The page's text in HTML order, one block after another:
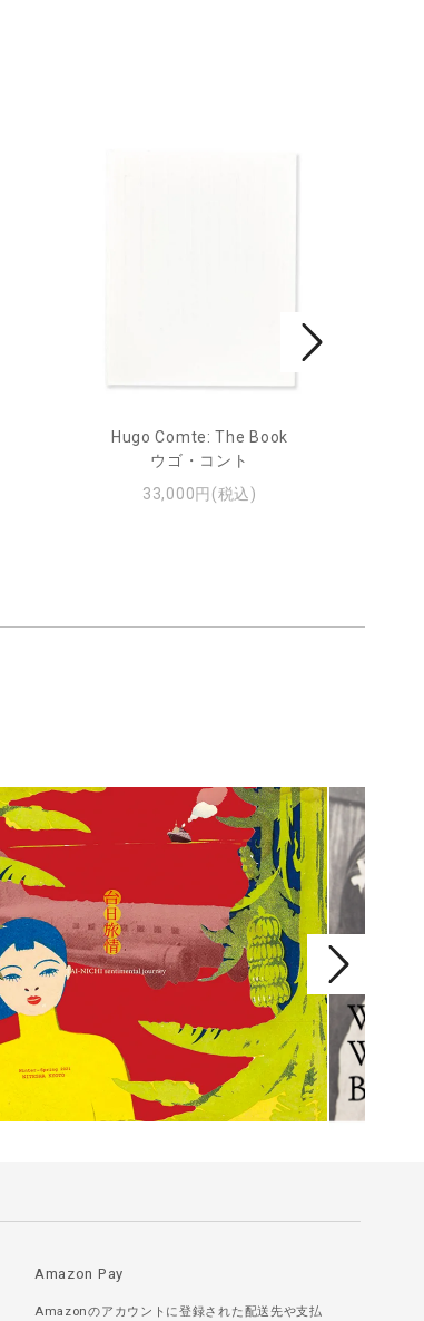
Hugo Comte: The Book
ウゴ・コント
33,000円(税込)
Amazon Pay
Amazonのアカウントに登録された配送先や支払